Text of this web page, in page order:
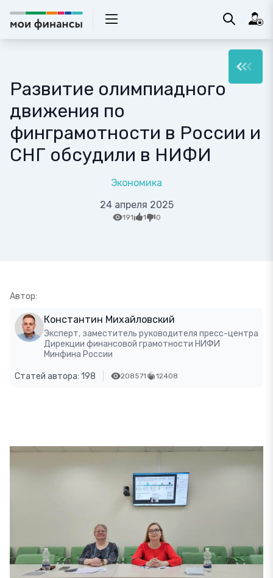
Развитие олимпиадного
движения по
финграмотности в России и
СНГ обсудили в НИФИ
Экономика
24 апреля 2025
191 1 0
Автор:
Константин Михайловский
Эксперт, заместитель руководителя пресс-центра
Дирекции финансовой грамотности НИФИ
Минфина России
Статей автора: 198 208571 12408